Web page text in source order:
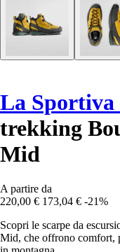
La Sportiva
trekking
Mid
A partire da
220,00 € 173,04 € -21%
Scopri le scarpe da
Mid, che offrono comfort,